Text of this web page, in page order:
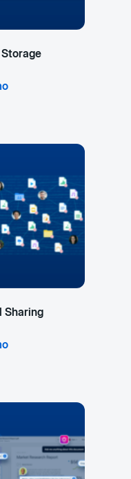
Sharing